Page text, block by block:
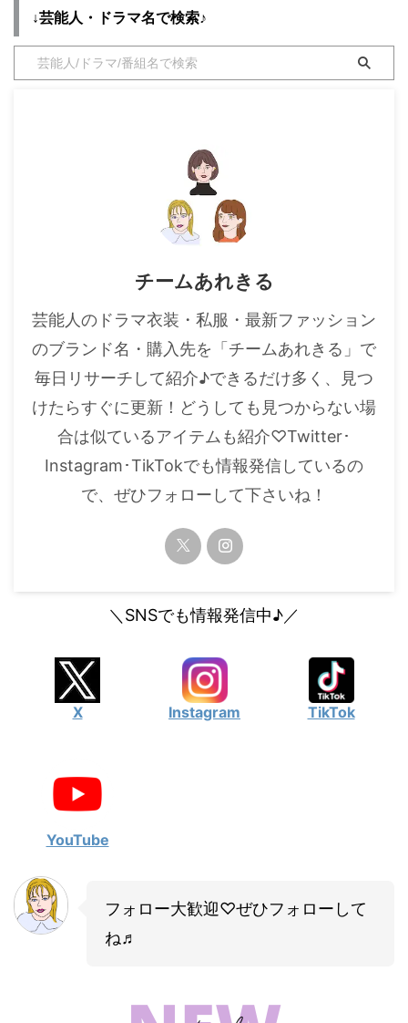
↓芸能人・ドラマ名で検索♪
チームあれきる
芸能人のドラマ衣装・私服・最新ファッション
のブランド名・購入先を「チームあれきる」で
毎日リサーチして紹介♪できるだけ多く、見つ
けたらすぐに更新！どうしても見つからない場
合は似ているアイテムも紹介♡Twitter･
Instagram･TikTokでも情報発信しているの
で、ぜひフォローして下さいね！
＼SNSでも情報発信中♪／
X Instagram TikTok
YouTube
フォロー大歓迎♡ぜひフォローして
ね♬